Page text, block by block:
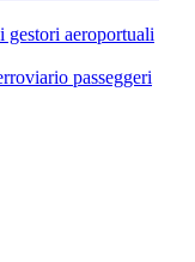
gestori aeroportuali
passeggeri